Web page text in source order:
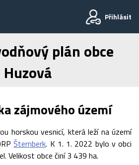
Přihlásit
plán obce
Huzová
zájmového území
horskou vesnicí, která leží na území
Šternberk. K 1. 1. 2022 bylo v obci
Velikost obce činí 3 439 ha.